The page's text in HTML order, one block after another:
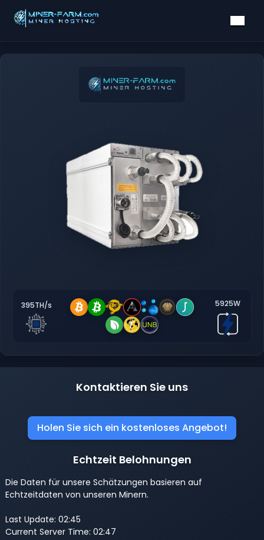
395TH/s 5925W
Kontaktieren Sie uns
Holen Sie sich ein kostenloses Angebot!
Echtzeit Belohnungen
Die Daten für unsere Schätzungen basieren auf
Echtzeitdaten von unseren Minern.
Last Update: 02:45
Current Server Time: 02:47